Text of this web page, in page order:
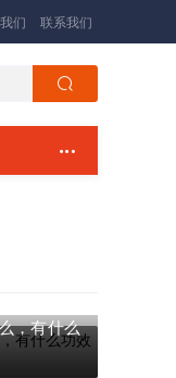
们 联系我们
，有什么